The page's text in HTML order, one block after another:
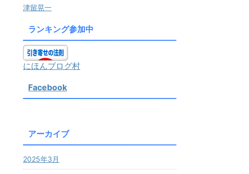
津留晃一
ランキング参加中
にほんブログ村
Facebook
アーカイブ
2025年3月